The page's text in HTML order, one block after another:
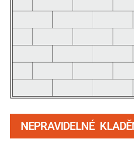
NEPRAVIDELNÉ